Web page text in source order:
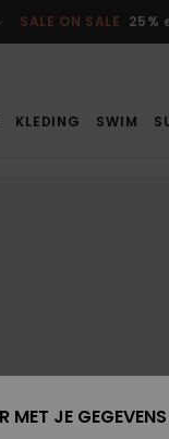
SALE ON SALE 25%
KLEDING SWIM
MET JE